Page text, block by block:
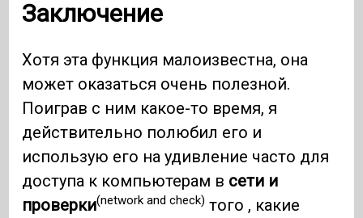
Заключение
Хотя эта функция малоизвестна, она
может оказаться очень полезной.
Поиграв с ним какое-то время, я
действительно полюбил его и
использую его на удивление часто для
доступа к компьютерам в сети и
проверки(network and check) того , какие